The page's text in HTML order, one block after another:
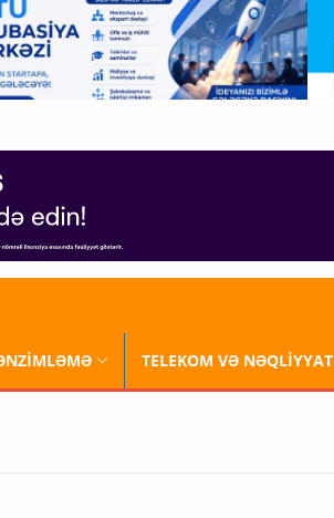
TELEKOM VƏ NƏQLİYYAT